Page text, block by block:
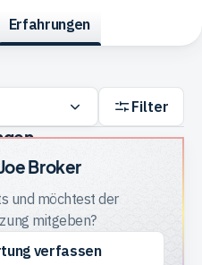
Erfahrungen
Filter
Joe Broker
und möchtest der
mitgeben?
verfassen